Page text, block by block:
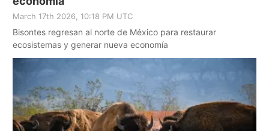
March 17th 2026, 10:18 PM UTC
Bisontes regresan al norte de México para restaurar
ecosistemas y generar nueva economía